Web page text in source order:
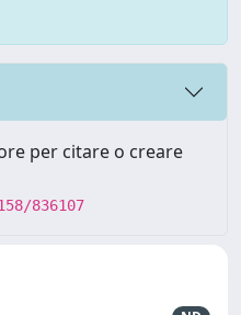
per citare o creare
836107